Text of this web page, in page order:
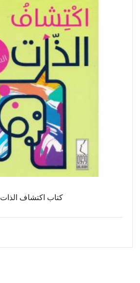
كتاب اكتشاف الذات